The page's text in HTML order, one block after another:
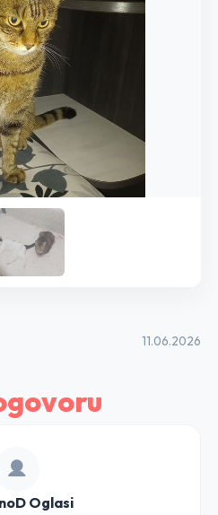
11.06.2026
Oglasi